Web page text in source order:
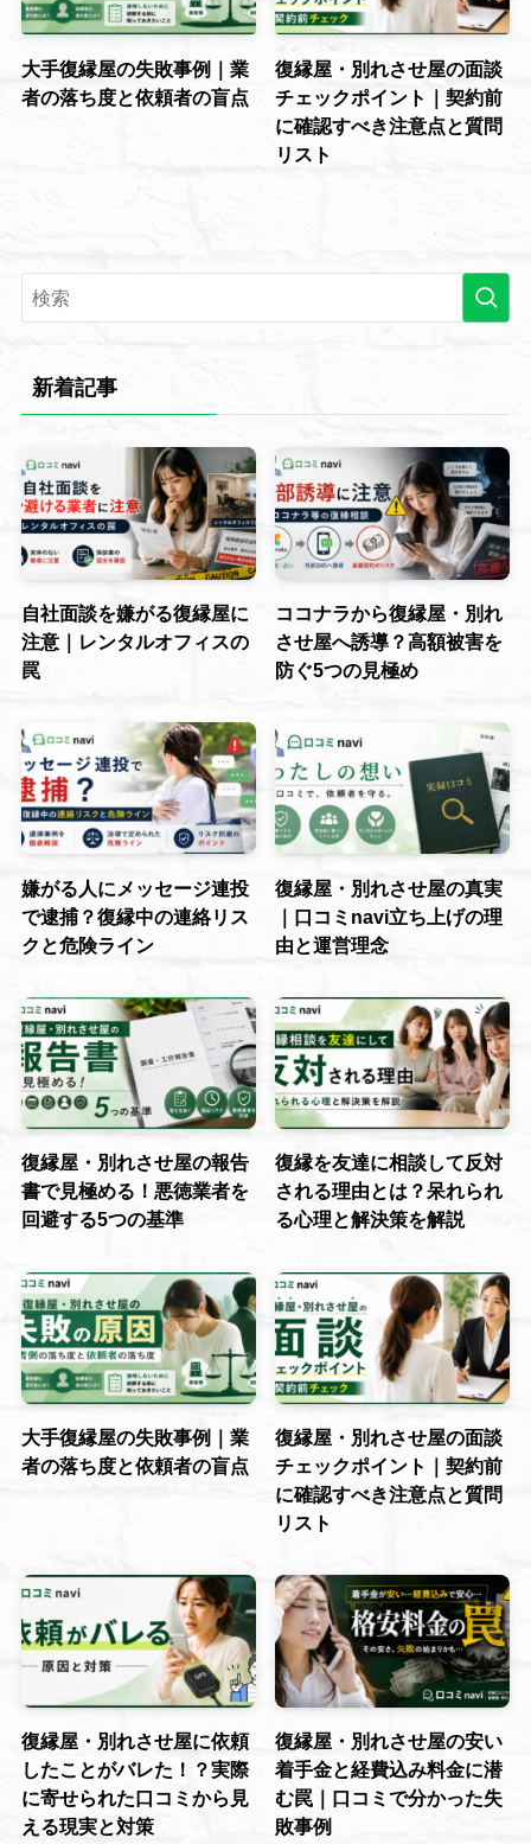
大手復縁屋の失敗事例｜業
者の落ち度と依頼者の盲点
復縁屋・別れさせ屋の面談
チェックポイント｜契約前
に確認すべき注意点と質問
リスト
新着記事
自社面談を嫌がる復縁屋に
注意｜レンタルオフィスの
罠
ココナラから復縁屋・別れ
させ屋へ誘導？高額被害を
防ぐ5つの見極め
嫌がる人にメッセージ連投
で逮捕？復縁中の連絡リス
クと危険ライン
復縁屋・別れさせ屋の真実
｜口コミnavi立ち上げの理
由と運営理念
復縁屋・別れさせ屋の報告
書で見極める！悪徳業者を
回避する5つの基準
復縁を友達に相談して反対
される理由とは？呆れられ
る心理と解決策を解説
大手復縁屋の失敗事例｜業
者の落ち度と依頼者の盲点
復縁屋・別れさせ屋の面談
チェックポイント｜契約前
に確認すべき注意点と質問
リスト
復縁屋・別れさせ屋に依頼
したことがバレた！？実際
に寄せられた口コミから見
える現実と対策
復縁屋・別れさせ屋の安い
着手金と経費込み料金に潜
む罠｜口コミで分かった失
敗事例